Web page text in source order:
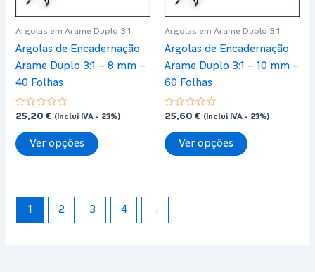
the
product
page
the
product
page
Argolas em Arame Duplo 3.1
Argolas de Encadernação
Arame Duplo 3:1 – 8 mm –
40 Folhas
Avaliação
de
5
25,20€ (Inclui IVA - 23%)
Ver opções
product
variants.
Argolas em Arame Duplo 3.1
Argolas de Encadernação
Arame Duplo 3:1 – 10 mm –
60 Folhas
Avaliação
de
5
25,60 € (Inclui IVA - 23%)
Ver opções
product
1 2 3 4 →